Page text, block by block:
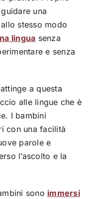
una
stesso modo
lingua senza
e senza
a questa
alle lingue che è
I bambini
con una facilità
parole e
l’ascolto e la
sono immersi